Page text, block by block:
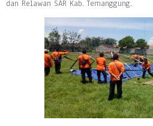
dan Relawan SAR Kab. Temanggung.